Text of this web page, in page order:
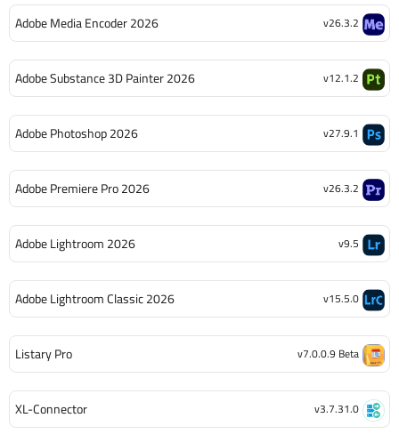
Adobe Media Encoder 2026 v26.3.2
Adobe Substance 3D Painter 2026 v12.1.2
Adobe Photoshop 2026 v27.9.1
Adobe Premiere Pro 2026 v26.3.2
Adobe Lightroom 2026 v9.5
Adobe Lightroom Classic 2026 v15.5.0
Listary Pro v7.0.0.9 Beta
XL-Connector v3.7.31.0